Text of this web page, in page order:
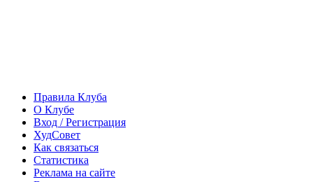
Правила Клуба
О Клубе
Вход / Регистрация
ХудСовет
Как связаться
Статистика
Реклама на сайте